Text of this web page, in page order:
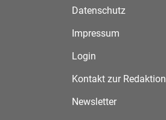
Datenschutz
Impressum
Login
Kontakt zur Redaktion
Newsletter